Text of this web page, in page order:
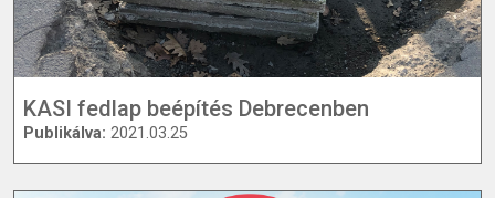
KASI fedlap beépítés Debrecenben
Publikálva: 2021.03.25